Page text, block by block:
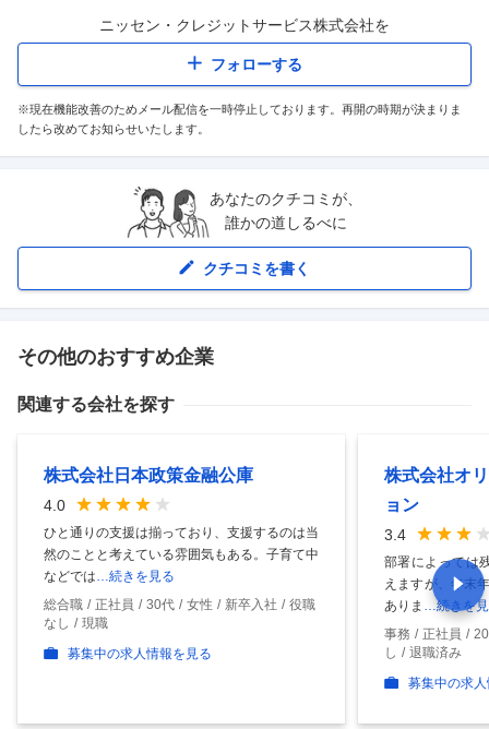
ニッセン・クレジットサービス株式会社を
フォローする
※現在機能改善のためメール配信を一時停止しております。再開の時期が決まりま
したら改めてお知らせいたします。
あなたのクチコミが、
誰かの道しるべに
クチコミを書く
その他のおすすめ企業
関連する会社を探す
株式会社日本政策金融公庫
4.0
ひと通りの支援は揃っており、支援するのは当
然のことと考えている雰囲気もある。子育て中
などでは …続きを見る
総合職
正社員 30代 女性 新卒入社
役職
なし
現職
募集中の求人情報を見る
株式会社オ
ョン
3.4
部署によっては
えますが、年末
ありま
…続きを
事務
正社員
し
退職済み
募集中の求